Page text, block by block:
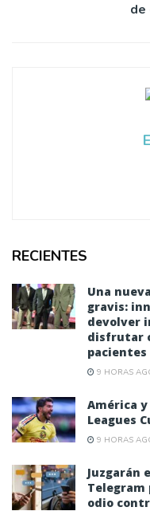
de
RECIENTES
Una
gravis:
devolver
disfrutar
pacientes
9 HORAS
América
Leagues
9 HORAS
Juzgarán
odio